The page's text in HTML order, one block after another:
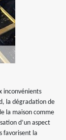
inconvénients
la dégradation de
la maison comme
d’un aspect
favorisent la